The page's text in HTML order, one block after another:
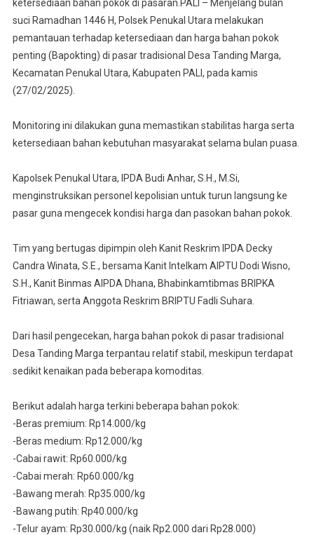
ketersediaan bahan pokok di pasaran.PALI – Menjelang bulan
suci Ramadhan 1446 H, Polsek Penukal Utara melakukan
pemantauan terhadap ketersediaan dan harga bahan pokok
penting (Bapokting) di pasar tradisional Desa Tanding Marga,
Kecamatan Penukal Utara, Kabupaten PALI, pada kamis
(27/02/2025).
Monitoring ini dilakukan guna memastikan stabilitas harga serta
ketersediaan bahan kebutuhan masyarakat selama bulan puasa.
Kapolsek Penukal Utara, IPDA Budi Anhar, S.H., M.Si,
menginstruksikan personel kepolisian untuk turun langsung ke
pasar guna mengecek kondisi harga dan pasokan bahan pokok.
Tim yang bertugas dipimpin oleh Kanit Reskrim IPDA Decky
Candra Winata, S.E., bersama Kanit Intelkam AIPTU Dodi Wisno,
S.H., Kanit Binmas AIPDA Dhana, Bhabinkamtibmas BRIPKA
Fitriawan, serta Anggota Reskrim BRIPTU Fadli Suhara.
Dari hasil pengecekan, harga bahan pokok di pasar tradisional
Desa Tanding Marga terpantau relatif stabil, meskipun terdapat
sedikit kenaikan pada beberapa komoditas.
Berikut adalah harga terkini beberapa bahan pokok:
-Beras premium: Rp14.000/kg
-Beras medium: Rp12.000/kg
-Cabai rawit: Rp60.000/kg
-Cabai merah: Rp60.000/kg
-Bawang merah: Rp35.000/kg
-Bawang putih: Rp40.000/kg
-Telur ayam: Rp30.000/kg (naik Rp2.000 dari Rp28.000)